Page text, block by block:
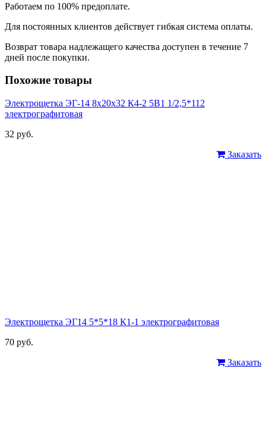
Работаем по 100% предоплате.
Для постоянных клиентов действует гибкая система оплаты.
Возврат товара надлежащего качества доступен в течение 7
дней после покупки.
Похожие товары
Электрощетка ЭГ-14 8х20х32 К4-2 5В1 1/2,5*112
электрографитовая
32 руб.
Заказать
Электрощетка ЭГ14 5*5*18 К1-1 электрографитовая
70 руб.
Заказать